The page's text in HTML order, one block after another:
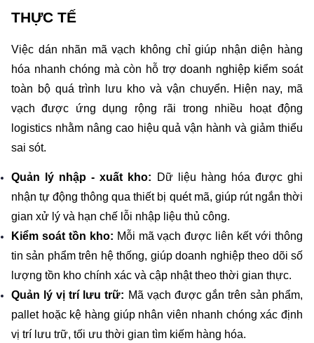
THỰC TẾ
Việc dán nhãn mã vạch không chỉ giúp nhận diện hàng
hóa nhanh chóng mà còn hỗ trợ doanh nghiệp kiểm soát
toàn bộ quá trình lưu kho và vận chuyển. Hiện nay, mã
vạch được ứng dụng rộng rãi trong nhiều hoạt động
logistics nhằm nâng cao hiệu quả vận hành và giảm thiểu
sai sót.
Quản lý nhập - xuất kho:
Dữ liệu hàng hóa được ghi
nhận tự động thông qua thiết bị quét mã, giúp rút ngắn thời
gian xử lý và hạn chế lỗi nhập liệu thủ công.
Kiểm soát tồn kho: Mỗi mã vạch được liên kết với thông
tin sản phẩm trên hệ thống, giúp doanh nghiệp theo dõi số
lượng tồn kho chính xác và cập nhật theo thời gian thực.
Quản lý vị trí lưu trữ: Mã vạch được gắn trên sản phẩm,
pallet hoặc kệ hàng giúp nhân viên nhanh chóng xác định
vị trí lưu trữ, tối ưu thời gian tìm kiếm hàng hóa.